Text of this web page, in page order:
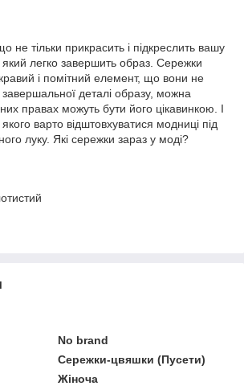
тільки прикрасить і підкреслить вашу
легко завершить образ. Сережки
і помітний елемент, що вони не
завершальної деталі образу, можна
правах можуть бути його цікавинкою. І
варто відштовхуватися модниці під
луку. Які сережки зараз у моді?
No brand
Сережки-цвяшки (Пусети)
Жіноча